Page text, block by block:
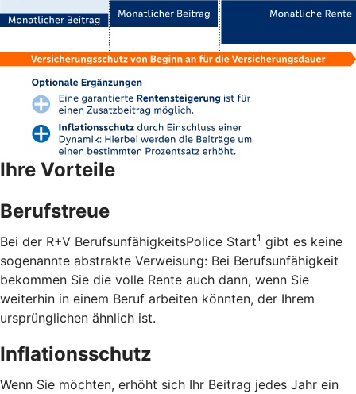
Ihre Vorteile
Berufstreue
Bei der R+V BerufsunfähigkeitsPolice Start1 gibt es keine
sogenannte abstrakte Verweisung: Bei Berufsunfähigkeit
bekommen Sie die volle Rente auch dann, wenn Sie
weiterhin in einem Beruf arbeiten könnten, der Ihrem
ursprünglichen ähnlich ist.
Inflationsschutz
Wenn Sie möchten, erhöht sich Ihr Beitrag jedes Jahr ein